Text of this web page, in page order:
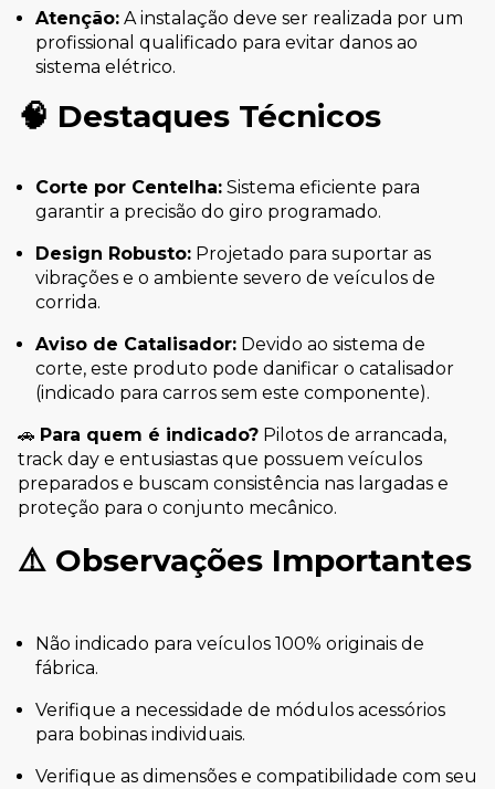
Atenção: A instalação deve ser realizada por um
profissional qualificado para evitar danos ao
sistema elétrico.
🧠 Destaques Técnicos
Corte por Centelha: Sistema eficiente para
garantir a precisão do giro programado.
Design Robusto: Projetado para suportar as
vibrações e o ambiente severo de veículos de
corrida.
Aviso de Catalisador: Devido ao sistema de
corte, este produto pode danificar o catalisador
(indicado para carros sem este componente).
🚗 Para quem é indicado? Pilotos de arrancada,
track day e entusiastas que possuem veículos
preparados e buscam consistência nas largadas e
proteção para o conjunto mecânico.
⚠️ Observações Importantes
Não indicado para veículos 100% originais de
fábrica.
Verifique a necessidade de módulos acessórios
para bobinas individuais.
Verifique as dimensões e compatibilidade com seu